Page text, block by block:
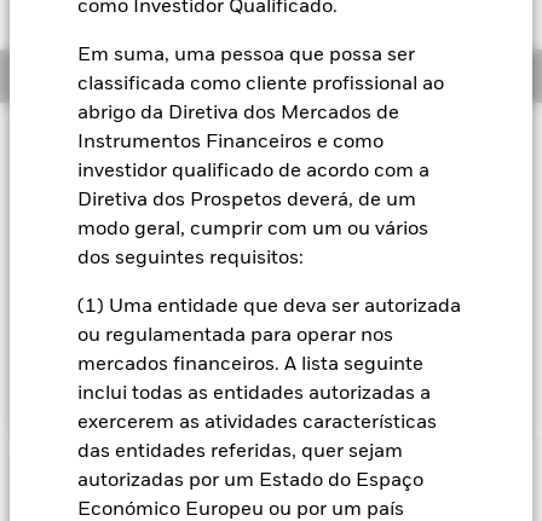
como Investidor Qualificado.
Em suma, uma pessoa que possa ser
classificada como cliente profissional ao
abrigo da Diretiva dos Mercados de
Instrumentos Financeiros e como
investidor qualificado de acordo com a
Diretiva dos Prospetos deverá, de um
modo geral, cumprir com um ou vários
dos seguintes requisitos:
(1) Uma entidade que deva ser autorizada
ou regulamentada para operar nos
mercados financeiros. A lista seguinte
inclui todas as entidades autorizadas a
exercerem as atividades características
das entidades referidas, quer sejam
autorizadas por um Estado do Espaço
Económico Europeu ou por um país
Aladdin
A nossa empresa
Resumo
Filosofia de investimento
O Fundo Global Equity Income visa um rendimento acima da
média a partir dos seus investimentos em acções sem
sacrificar o crescimento do capital a longo prazo. O Fundo
investe globalmente pelo menos 70% dos seus activos totais
em acções de empresas domiciliadas, ou que exerçam a
parte predominante da sua actividade económica, em
mercados desenvolvidos. Este Fundo distribui o rendimento
bruto, sem deduzir as despesas. A exposição da moeda é
gerida de uma forma flexível.
Informação Importante: Capital em Risco.O valor investido
e seus rendimentos podem sofrer reduções ou aumentos e